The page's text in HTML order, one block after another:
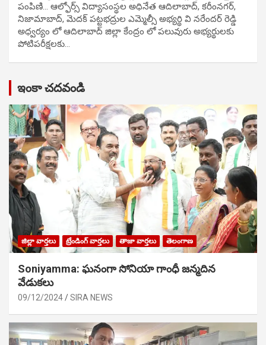
పంపిణి… ఆల్ఫోర్స్ విద్యాసంస్థల అధినేత ఆదిలాబాద్, కరీంనగర్,
నిజామాబాద్, మెదక్ పట్టభద్రుల ఎమ్మెల్సీ అభ్యర్థి వి నరేందర్ రెడ్డి
అధ్వర్యం లో ఆదిలాబాద్ జిల్లా కేంద్రం లో పలువురు అభ్యర్థులకు
పోటిప‌రీక్ష‌ల‌కు…
ఇంకా చదవండి
జిల్లా వార్తలు ట్రేండింగ్ వార్తలు తాజా వార్తలు తెలంగాణ
Soniyamma: ఘ‌నంగా సోనియా గాంధీ జ‌న్మ‌దిన
వేడుక‌లు
09/12/2024 SIRA NEWS